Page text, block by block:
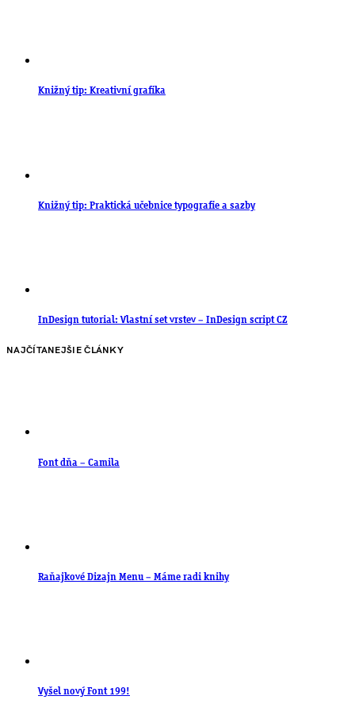
Knižný tip: Kreativní grafika
Knižný tip: Praktická učebnice typografie a sazby
InDesign tutorial: Vlastní set vrstev – InDesign script CZ
NAJČÍTANEJŠIE ČLÁNKY
Font dňa – Camila
Raňajkové Dizajn Menu – Máme radi knihy
Vyšel nový Font 199!